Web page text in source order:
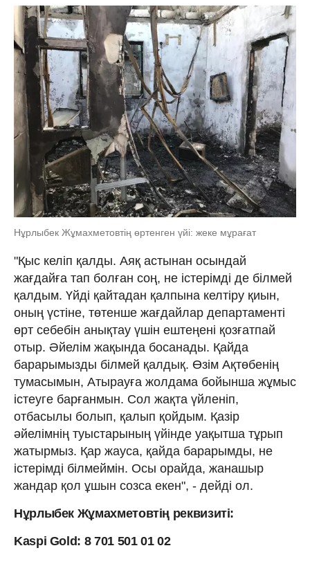
Нұрлыбек Жұмахметовтің өртенген үйі: жеке мұрағат
"Қыс келіп қалды. Аяқ астынан осындай
жағдайға тап болған соң, не істерімді де білмей
қалдым. Үйді қайтадан қалпына келтіру қиын,
оның үстіне, төтенше жағдайлар департаменті
өрт себебін анықтау үшін ештеңені қозғатпай
отыр. Әйелім жақында босанады. Қайда
барарымызды білмей қалдық. Өзім Ақтөбенің
тумасымын, Атырауға жолдама бойынша жұмыс
істеуге барғанмын. Сол жақта үйленіп,
отбасылы болып, қалып қойдым. Қазір
әйелімнің туыстарының үйінде уақытша тұрып
жатырмыз. Қар жауса, қайда барарымды, не
істерімді білмеймін. Осы орайда, жанашыр
жандар қол ұшын созса екен", - дейді ол.
Нұрлыбек Жұмахметовтің реквизиті:
Kaspi Gold: 8 701 501 01 02